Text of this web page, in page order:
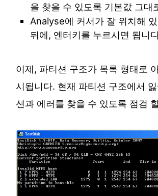
을 찾을 수 있도록 기본값 그대
Analyse에 커서가 잘 위치해
뒤에, 엔터키를 누르시면 됩니
이제, 파티션 구조가 목록 형태로
시됩니다. 현재 파티션 구조에서
션과 에러를 찾을 수 있도록 점검